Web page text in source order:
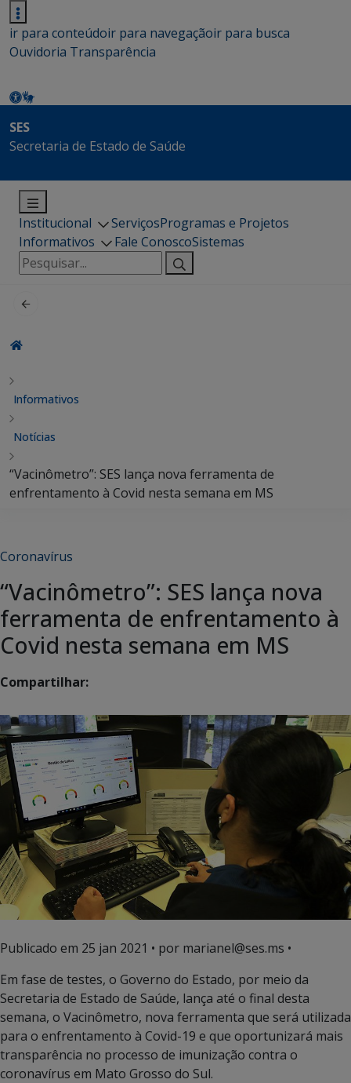
ir para conteúdoir para navegaçãoir para busca
Ouvidoria Transparência
SES
Secretaria de Estado de Saúde
Institucional ServiçosProgramas e Projetos
Informativos
Fale ConoscoSistemas
Pesquisar
por:
Informativos
Notícias
“Vacinômetro”: SES lança nova ferramenta de
enfrentamento à Covid nesta semana em MS
Coronavírus
“Vacinômetro”: SES lança nova
ferramenta de enfrentamento à
Covid nesta semana em MS
Compartilhar:
Publicado em 25 jan 2021 • por marianel@ses.ms •
Em fase de testes, o Governo do Estado, por meio da
Secretaria de Estado de Saúde, lança até o final desta
semana, o Vacinômetro, nova ferramenta que será utilizada
para o enfrentamento à Covid-19 e que oportunizará mais
transparência no processo de imunização contra o
coronavírus em Mato Grosso do Sul.